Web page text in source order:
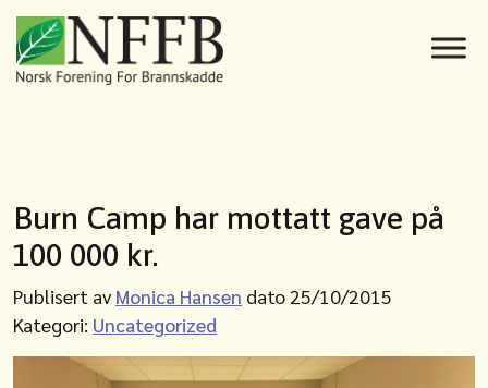
Burn Camp har mottatt gave på
100 000 kr.
Publisert av Monica Hansen dato 25/10/2015
Kategori: Uncategorized